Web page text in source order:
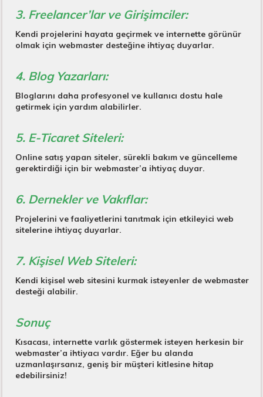
3. Freelancer’lar ve Girişimciler:
Kendi projelerini hayata geçirmek ve internette görünür
olmak için webmaster desteğine ihtiyaç duyarlar.
4. Blog Yazarları:
Bloglarını daha profesyonel ve kullanıcı dostu hale
getirmek için yardım alabilirler.
5. E-Ticaret Siteleri:
Online satış yapan siteler, sürekli bakım ve güncelleme
gerektirdiği için bir webmaster’a ihtiyaç duyar.
6. Dernekler ve Vakıflar:
Projelerini ve faaliyetlerini tanıtmak için etkileyici web
sitelerine ihtiyaç duyarlar.
7. Kişisel Web Siteleri:
Kendi kişisel web sitesini kurmak isteyenler de webmaster
desteği alabilir.
Sonuç
Kısacası, internette varlık göstermek isteyen herkesin bir
webmaster’a ihtiyacı vardır. Eğer bu alanda
uzmanlaşırsanız, geniş bir müşteri kitlesine hitap
edebilirsiniz!